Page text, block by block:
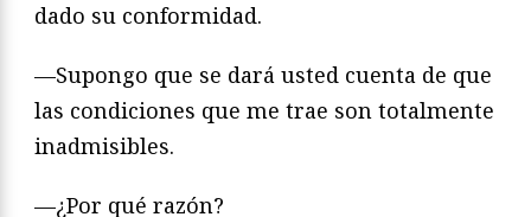
dado su conformidad.
—Supongo que se dará usted cuenta de que
las condiciones que me trae son totalmente
inadmisibles.
—¿Por qué razón?